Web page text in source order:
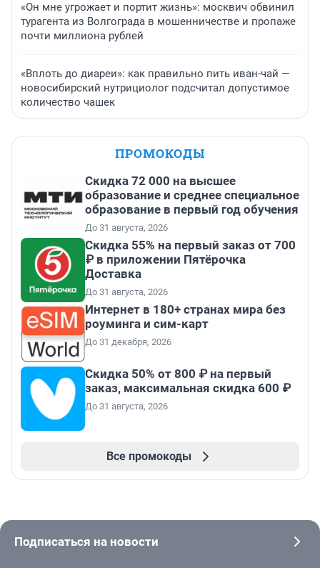
«Он мне угрожает и портит жизнь»: москвич обвинил
турагента из Волгограда в мошенничестве и пропаже
почти миллиона рублей
«Вплоть до диареи»: как правильно пить иван-чай —
новосибирский нутрициолог подсчитал допустимое
количество чашек
ПРОМОКОДЫ
Скидка 72 000 на высшее
образование и среднее специальное
образование в первый год обучения
До 31 августа, 2026
Скидка 55% на первый заказ от 700
₽ в приложении Пятёрочка
Доставка
До 31 августа, 2026
Интернет в 180+ странах мира без
роуминга и сим-карт
До 31 декабря, 2026
Скидка 50% от 800 ₽ на первый
заказ, максимальная скидка 600 ₽
До 31 августа, 2026
Все промокоды
Подписаться на новости